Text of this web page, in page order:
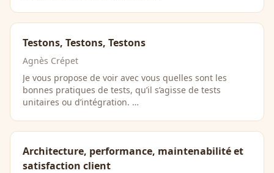
Testons, Testons, Testons
Agnès Crépet
Je vous propose de voir avec vous quelles sont les
bonnes pratiques de tests, qu’il s’agisse de tests
unitaires ou d’intégration. …
Architecture, performance, maintenabilité et
satisfaction client